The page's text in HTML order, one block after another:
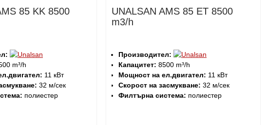
85 KK 8500
m³/h
11 кВт
32 м/сек
полиестер
UNALSAN AMS 85 ET 8500
m3/h
Производител:
Капацитет: 8500 m³/h
Мощност на ел.двигател: 11 кВт
Скорост на засмукване: 32 м/сек
Филтърна система: полиестер